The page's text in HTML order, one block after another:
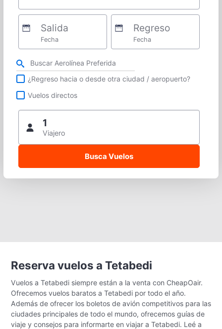
Salida
Fecha
Regreso
Fecha
Refina tu búsqueda por aerolínea, ciudad o aeropuerto o vuelos directos
¿Regreso hacia o desde otra ciudad / aeropuerto?
Vuelos directos
1
Viajero
Reserva vuelos a Tetabedi
Vuelos a Tetabedi siempre están a la venta con CheapOair.
Ofrecemos vuelos baratos a Tetabedi por todo el año.
Además de ofrecer los boletos de avión competitivos para las
ciudades principales de todo el mundo, ofrecemos guías de
viaje y consejos para informarte en viajar a Tetabedi. Leé a